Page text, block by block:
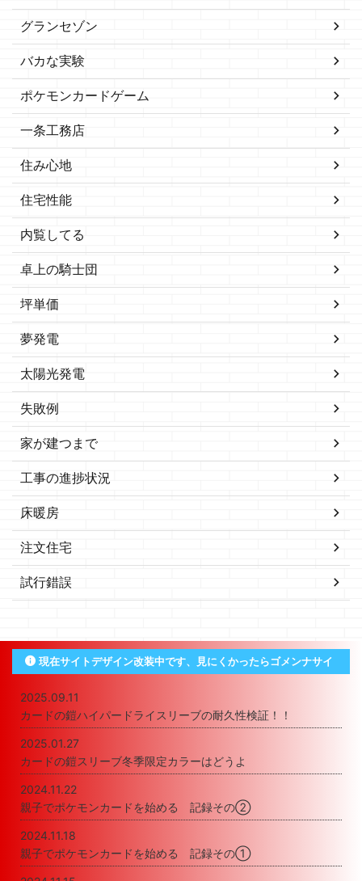
グランセゾン
バカな実験
ポケモンカードゲーム
一条工務店
住み心地
住宅性能
内覧してる
卓上の騎士団
坪単価
夢発電
太陽光発電
失敗例
家が建つまで
工事の進捗状況
床暖房
注文住宅
試行錯誤
現在サイトデザイン改装中です、見にくかったらゴメンナサイ
2025.09.11
カードの鎧ハイパードライスリーブの耐久性検証！！
2025.01.27
カードの鎧スリーブ冬季限定カラーはどうよ
2024.11.22
親子でポケモンカードを始める 記録その②
2024.11.18
親子でポケモンカードを始める 記録その①